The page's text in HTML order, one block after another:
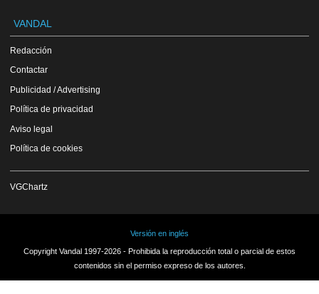
VANDAL
Redacción
Contactar
Publicidad / Advertising
Política de privacidad
Aviso legal
Política de cookies
VGChartz
Versión en inglés
Copyright Vandal 1997-2026 - Prohibida la reproducción total o parcial de estos
contenidos sin el permiso expreso de los autores.